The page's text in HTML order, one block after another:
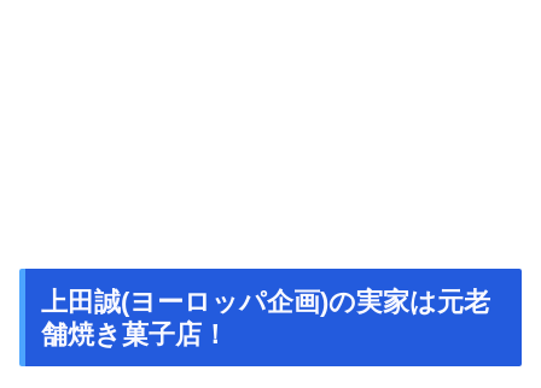
上田誠(ヨーロッパ企画)の実家は元老
舗焼き菓子店！